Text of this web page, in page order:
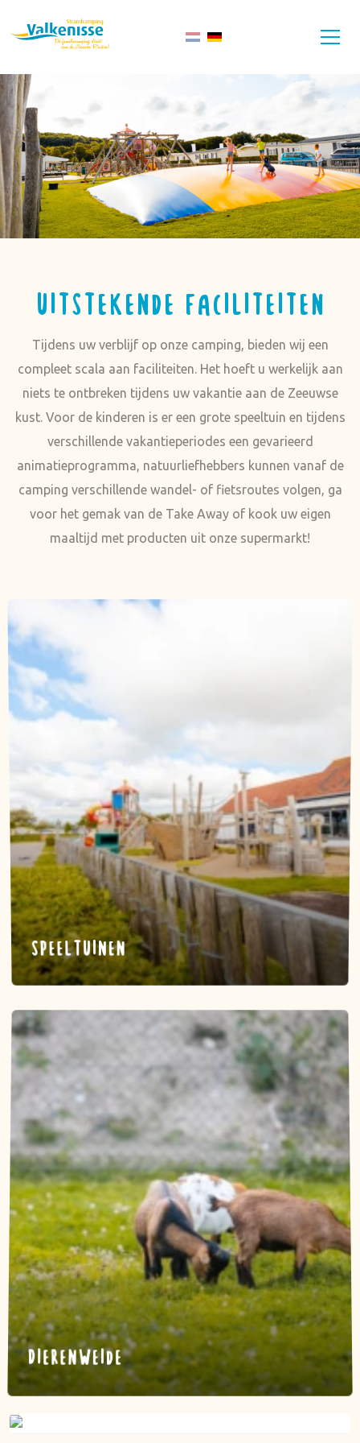
Uitstekende faciliteiten
Tijdens uw verblijf op onze camping, bieden wij een
compleet scala aan faciliteiten. Het hoeft u werkelijk aan
niets te ontbreken tijdens uw vakantie aan de Zeeuwse
kust. Voor de kinderen is er een grote speeltuin en tijdens
verschillende vakantieperiodes een gevarieerd
animatieprogramma, natuurliefhebbers kunnen vanaf de
camping verschillende wandel- of fietsroutes volgen, ga
voor het gemak van de Take Away of kook uw eigen
maaltijd met producten uit onze supermarkt!
Speeltuinen
Dierenweide